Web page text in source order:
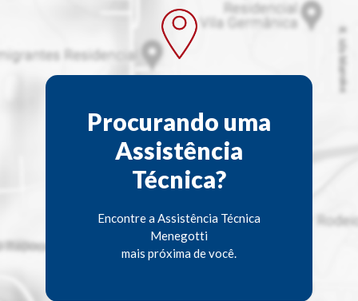
Procurando uma
Assistência
Técnica?
Encontre a Assistência Técnica
Menegotti
mais próxima de você.